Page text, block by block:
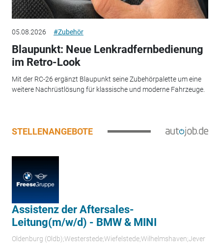
05.08.2026 #Zubehör
Blaupunkt: Neue Lenkradfernbedienung
im Retro-Look
Mit der RC-26 ergänzt Blaupunkt seine Zubehörpalette um eine
weitere Nachrüstlösung für klassische und moderne Fahrzeuge.
STELLENANGEBOTE
Assistenz der Aftersales-
Leitung(m/w/d) - BMW & MINI
Oldenburg (Oldb);Westerstede;Wiefelstede;Wilhelmshaven;Jever